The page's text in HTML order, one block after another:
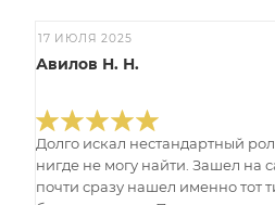
17 ИЮЛЯ 2025
Авилов Н. Н.
Долго искал нестандартный
нигде не могу найти. Зашел на
почти сразу нашел именно тот